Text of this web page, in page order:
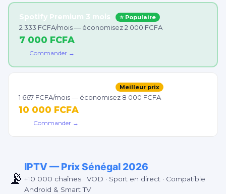
Spotify Premium 3 mois ⭐ Populaire
2 333 FCFA/mois — économisez 2 000 FCFA
7 000 FCFA
Commander →
Meilleur prix
1 667 FCFA/mois — économisez 8 000 FCFA
10 000 FCFA
Commander →
📡
IPTV — Prix Sénégal 2026
+10 000 chaînes · VOD · Sport en direct · Compatible
Android & Smart TV